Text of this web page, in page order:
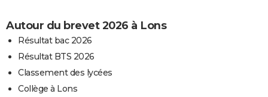
Autour du brevet 2026 à Lons
Résultat bac 2026
Résultat BTS 2026
Classement des lycées
Collège à Lons